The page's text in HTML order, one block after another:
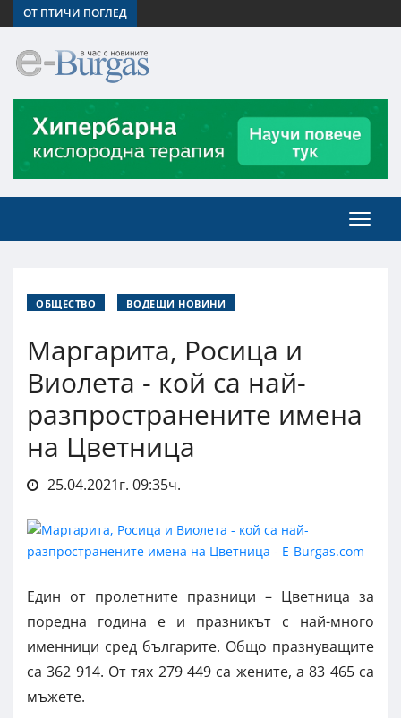
ОТ ПТИЧИ ПОГЛЕД
ОБЩЕСТВО ВОДЕЩИ НОВИНИ
Маргарита, Росица и
Виолета - кой са най-
разпространените имена
на Цветница
25.04.2021г. 09:35ч.
Един от пролетните празници – Цветница за
поредна година е и празникът с най-много
именници сред българите. Общо празнуващите
са 362 914. От тях 279 449 са жените, а 83 465 са
мъжете.